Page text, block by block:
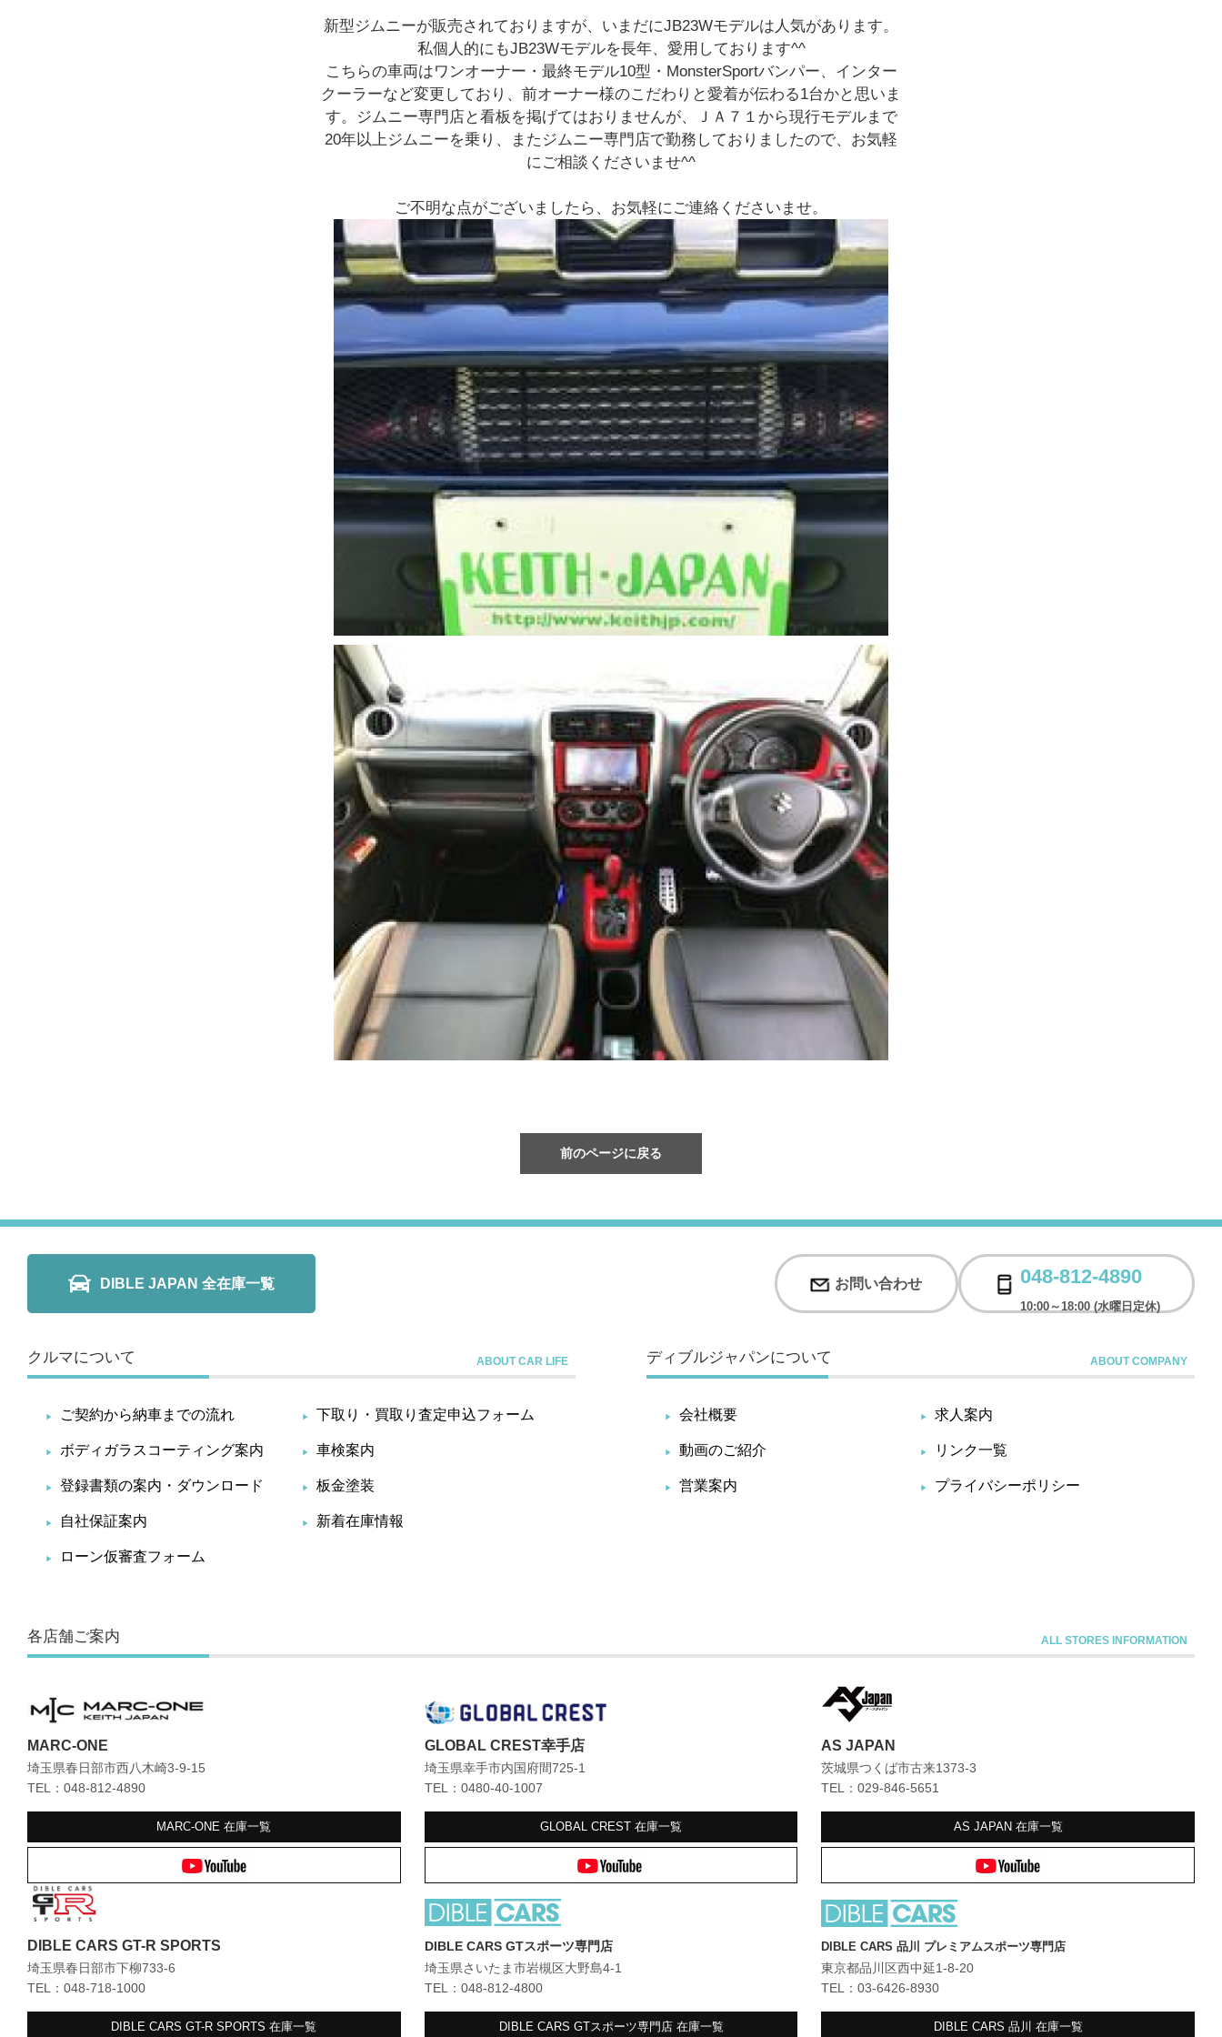
新型ジムニーが販売されておりますが、いまだにJB23Wモデルは人気があります。
私個人的にもJB23Wモデルを長年、愛用しております^^
こちらの車両はワンオーナー・最終モデル10型・MonsterSportバンパー、インター
クーラーなど変更しており、前オーナー様のこだわりと愛着が伝わる1台かと思いま
す。ジムニー専門店と看板を掲げてはおりませんが、ＪＡ７１から現行モデルまで
20年以上ジムニーを乗り、またジムニー専門店で勤務しておりましたので、お気軽
にご相談くださいませ^^
ご不明な点がございましたら、お気軽にご連絡くださいませ。
前のページに戻る
DIBLE JAPAN 全在庫一覧 お問い合わせ 048-812-4890
10:00～18:00 (水曜日定休)
クルマについて
ご契約から納車までの流れ 下取り・買取り査定申込フォーム
ボディガラスコーティング案内 車検案内
登録書類の案内・ダウンロード 板金塗装
自社保証案内 新着在庫情報
ローン仮審査フォーム
ディブルジャパンについて
会社概要 求人案内
動画のご紹介 リンク一覧
営業案内 プライバシーポリシー
各店舗ご案内
MARC-ONE
埼玉県春日部市西八木崎3-9-15
TEL：048-812-4890
MARC-ONE在庫一覧
GLOBAL CREST幸手店
埼玉県幸手市内国府間725-1
TEL：0480-40-1007
GLOBAL CREST 在庫一覧
AS JAPAN
茨城県つくば市古来1373-3
TEL：029-846-5651
AS JAPAN 在庫一覧
DIBLE CARS GT-R SPORTS
埼玉県春日部市下柳733-6
TEL：048-718-1000
DIBLE CARS GT-R SPORTS在庫一覧
DIBLE CARS GTスポーツ専門店
埼玉県さいたま市岩槻区大野島4-1
TEL：048-812-4800
DIBLE CARS GTスポーツ専門店 在庫一覧
DIBLE CARS 品川 プレミアムスポーツ専門店
東京都品川区西中延1-8-20
TEL：03-6426-8930
DIBLE CARS 品川 在庫一覧